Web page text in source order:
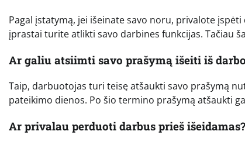
Pagal įstatymą, jei išeinate savo noru, privalote
įprastai turite atlikti savo darbines funkcijas. Tačiau
Ar galiu atsiimti savo prašymą išeiti iš
Taip, darbuotojas turi teisę atšaukti savo prašymą
pateikimo dienos. Po šio termino prašymą atšaukti
Ar privalau perduoti darbus prieš išeidamas?